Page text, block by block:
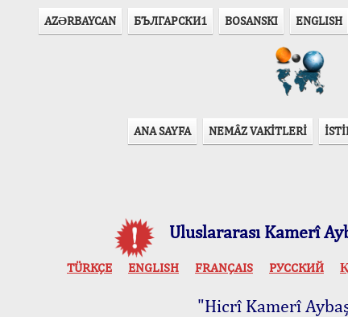
AZӘRBAYCAN БЪЛГАРСКИ1 BOSANSKI ENGLISH
ANA SAYFA NEMÂZ VAKİTLERİ
Uluslararası Kamerî
TÜRKÇE ENGLISH FRANÇAIS РУССКИЙ
"Hicrî Kamerî